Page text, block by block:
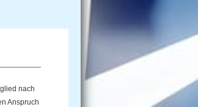
nach
Anspruch